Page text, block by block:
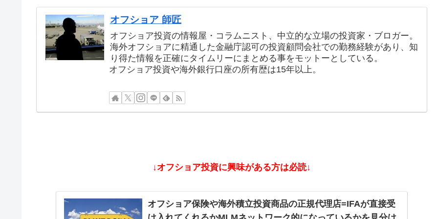
オフショア 師匠
オフショア投資の情報屋・コラムニスト、中立的な立場の投資家・ブロガー。
海外オフショアに精通した金融庁認可の投資顧問会社での勤務経験があり、知
り得た情報を正確にタイムリーにまとめる事をモットーとしている。
オフショア投資や海外銀行口座の所有歴は15年以上。
↓オフショア投資に興味がある方は必読↓
オフショア保険や海外積立投資商品の正規代理店=IFAが直接受